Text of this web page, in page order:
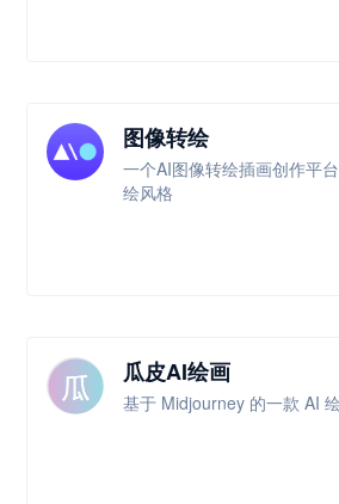
图像转绘
一个AI图像转绘插画创作平
绘风格
瓜皮AI绘画
基于 Midjourney 的一款 AI